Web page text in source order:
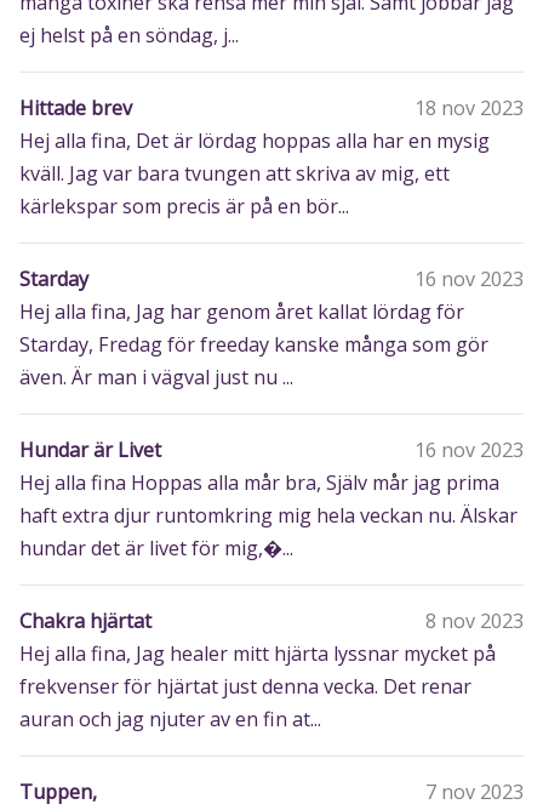
ej helst på en söndag, j...
Hittade brev
18 nov 2023
Hej alla fina, Det är lördag hoppas alla har en mysig
kväll. Jag var bara tvungen att skriva av mig, ett
kärlekspar som precis är på en bör...
Starday
16 nov 2023
Hej alla fina, Jag har genom året kallat lördag för
Starday, Fredag för freeday kanske många som gör
även. Är man i vägval just nu ...
Hundar är Livet
16 nov 2023
Hej alla fina Hoppas alla mår bra, Själv mår jag prima
haft extra djur runtomkring mig hela veckan nu. Älskar
hundar det är livet för mig,�...
Chakra hjärtat
8 nov 2023
Hej alla fina, Jag healer mitt hjärta lyssnar mycket på
frekvenser för hjärtat just denna vecka. Det renar
auran och jag njuter av en fin at...
Tuppen,
7 nov 2023